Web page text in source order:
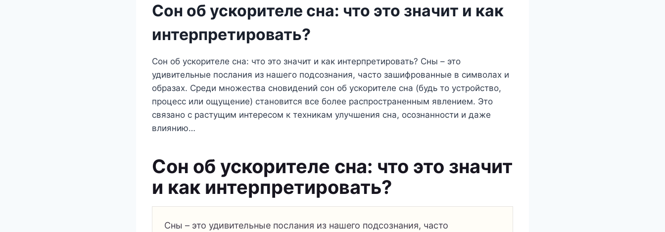
Сон об ускорителе сна: что это значит и как
интерпретировать?
Сон об ускорителе сна: что это значит и как интерпретировать? Сны – это
удивительные послания из нашего подсознания, часто зашифрованные в символах и
образах. Среди множества сновидений сон об ускорителе сна (будь то устройство,
процесс или ощущение) становится все более распространенным явлением. Это
связано с растущим интересом к техникам улучшения сна, осознанности и даже
влиянию…
Сон об ускорителе сна: что это значит
и как интерпретировать?
Сны – это удивительные послания из нашего подсознания, часто